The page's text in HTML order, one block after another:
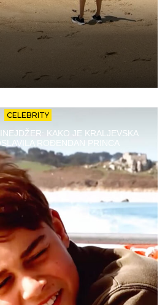
CELEBRITY
KAKO JE KRALJEVSKA
ROĐENDAN PRINCA